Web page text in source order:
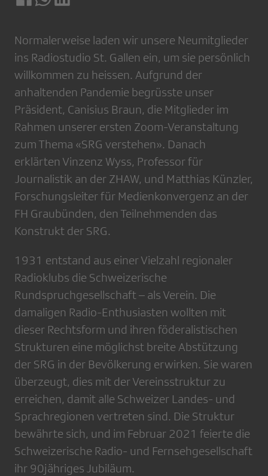
Normalerweise laden wir unsere Neumitglieder
ins Radiostudio St. Gallen ein, um sie persönlich
willkommen zu heissen. Aufgrund der
anhaltenden Pandemie begrüsste unser
Präsident, Canisius Braun, die Mitglieder im
Rahmen unserer ersten Zoom-Veranstaltung
zum Thema «SRG verstehen». Danach
erklärten Vinzenz Wyss, Professor für
Journalistik an der ZHAW, und Matthias Künzler,
Forschungsleiter für Medienkonvergenz an der
FH Graubünden, den Teilnehmenden das
Konstrukt der SRG.
1931 entstand aus einer Vielzahl regionaler
Radioklubs die Schweizerische
Rundspruchgesellschaft – als Verein. Die
damaligen Radio-Enthusiasten wollten mit
dieser Rechtsform und ihren föderalistischen
Strukturen eine möglichst breite Abstützung
der SRG in der Bevölkerung erwirken. Sie waren
überzeugt, dies mit der Vereinsstruktur zu
erreichen, damit alle Schweizer Landes- und
Sprachregionen vertreten sind. Die Struktur
bewährte sich, und im Februar 2021 feierte die
Schweizerische Radio- und Fernsehgesellschaft
ihr 90jähriges Jubiläum.